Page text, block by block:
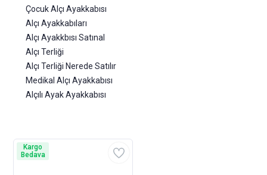
Çocuk Alçı Ayakkabısı
Alçı Ayakkabıları
Alçı Ayakkbısı Satınal
Alçı Terliği
Alçı Terliği Nerede Satılır
Medikal Alçı Ayakkabısı
Alçılı Ayak Ayakkabısı
Kargo
Bedava